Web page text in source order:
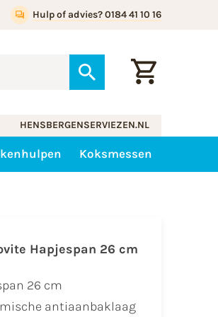
Hulp of advies? 0184 41 10 16
HENSBERGENSERVIEZEN.NL
Koksmessen
Hapjespan 26 cm
26 cm
antiaanbaklaag